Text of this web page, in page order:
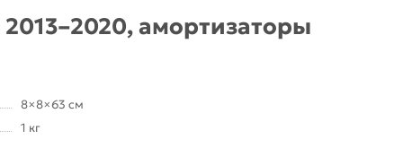
амортизаторы
8×8×63 см
1 кг